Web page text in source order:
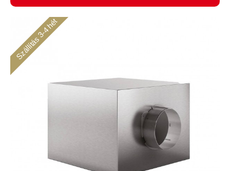
Szállítás 3-4 hét